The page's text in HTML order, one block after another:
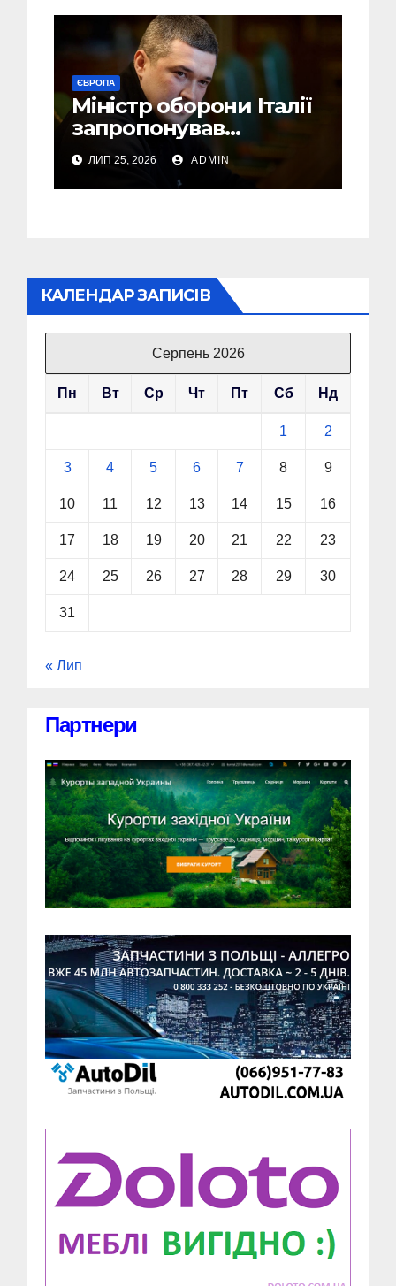
ЄВРОПА
Міністр оборони Італії
запропонував
Федорову стати його
радником
ЛИП 25, 2026 ADMIN
КАЛЕНДАР ЗАПИСІВ
Серпень 2026
Пн Вт Ср Чт Пт Сб Нд
1 2
3 4 5 6 7 8 9
10 11 12 13 14 15 16
17 18 19 20 21 22 23
24 25 26 27 28 29 30
31
« Лип
Партнери